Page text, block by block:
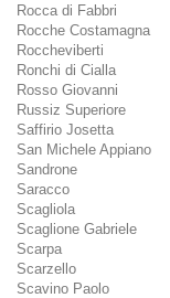
Rocca di Fabbri
Rocche Costamagna
Roccheviberti
Ronchi di Cialla
Rosso Giovanni
Russiz Superiore
Saffirio Josetta
San Michele Appiano
Sandrone
Saracco
Scagliola
Scaglione Gabriele
Scarpa
Scarzello
Scavino Paolo